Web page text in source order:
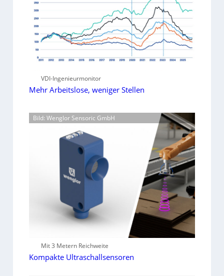
VDI-Ingenieurmonitor
Mehr Arbeitslose, weniger Stellen
Bild: Wenglor Sensoric GmbH
Mit 3 Metern Reichweite
Kompakte Ultraschallsensoren